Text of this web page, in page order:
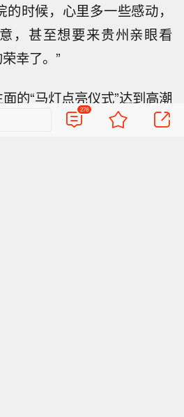
时候，心里多一些感动，
，甚至想要来贵州亲眼看
幸了。”
的“马灯点亮仪式”达到高潮
提马灯登台，将象征着信
278